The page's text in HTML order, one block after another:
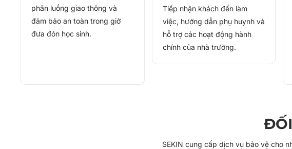
phân luồng giao thông và
đảm bảo an toàn trong giờ
đưa đón học sinh.
Tiếp nhận khách đến làm
việc, hướng dẫn phụ huynh và
hỗ trợ các hoạt động hành
chính của nhà trường.
SEKIN cung cấp dịch vụ bảo vệ cho